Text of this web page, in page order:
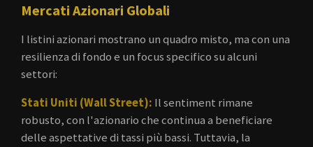
Mercati Azionari Globali
I listini azionari mostrano un quadro misto, ma con una
resilienza di fondo e un focus specifico su alcuni
settori:
Stati Uniti (Wall Street): Il sentiment rimane
robusto, con l'azionario che continua a beneficiare
delle aspettative di tassi più bassi. Tuttavia, la